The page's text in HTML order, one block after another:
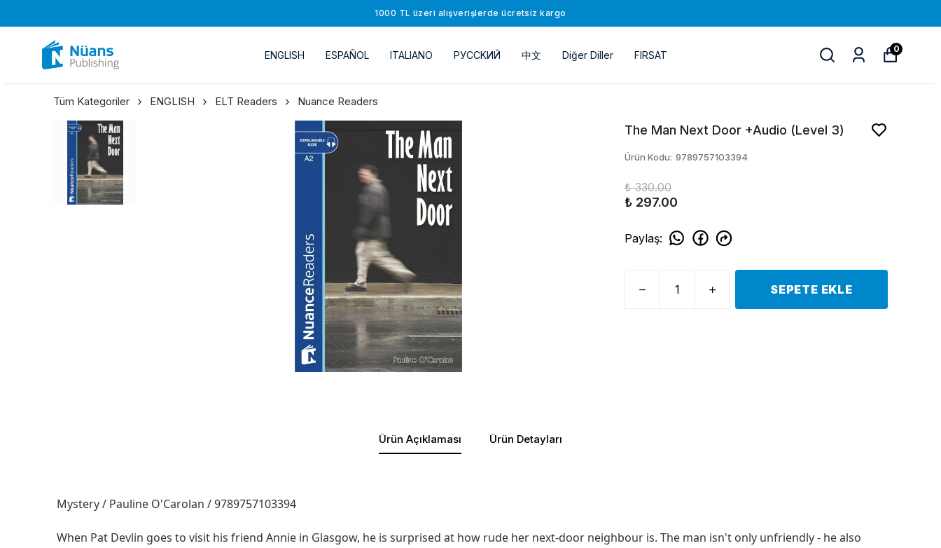
1000 TL üzeri alışverişlerde ücretsiz kargo
ENGLISH ESPAÑOL ITALIANO РУССKИЙ 中文 Diğer Diller FIRSAT
0
Tüm Kategoriler ENGLISH ELT Readers Nuance Readers
The Man Next Door +Audio (Level 3)
Ürün Kodu: 9789757103394
₺ 330.00
₺ 297.00
Paylaş:
SEPETE EKLE
Ürün Açıklaması Ürün Detayları
Mystery / Pauline O'Carolan / 9789757103394
When Pat Devlin goes to visit his friend Annie in Glasgow, he is surprised at how rude her next-door neighbour is. The man isn't only unfriendly - he also